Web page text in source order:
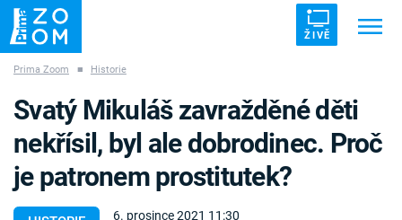
ŽIVĚ
ZÁHADY VETŘELCI DÁVNOVĚKU
Prima Zoom ■ Historie
6. prosince 2021 11:30
Svatý Mikuláš zavražděné děti
nekřísil, byl ale dobrodinec. Proč
je patronem prostitutek?